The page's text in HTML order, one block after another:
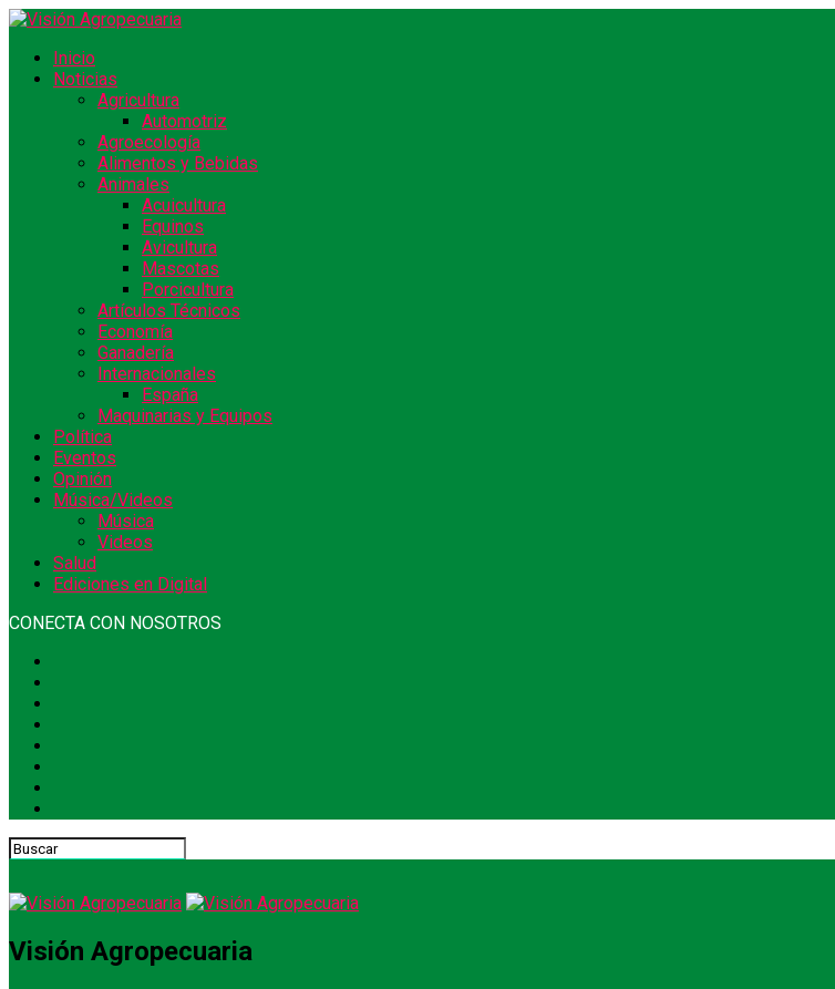
Inicio
Noticias
Agricultura
Automotriz
Agroecología
Alimentos y Bebidas
Animales
Acuicultura
Equinos
Avicultura
Mascotas
Porcicultura
Artículos Técnicos
Economía
Ganadería
Internacionales
España
Maquinarias y Equipos
Política
Eventos
Opinión
Música/Videos
Música
Videos
Salud
Ediciones en Digital
CONECTA CON NOSOTROS
Visión Agropecuaria